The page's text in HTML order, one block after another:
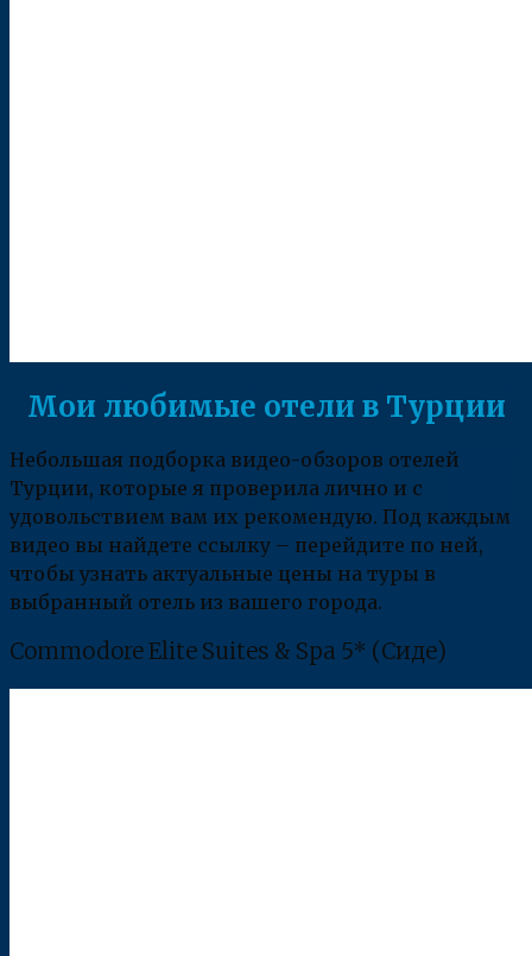
Мои любимые отели в Турции
Небольшая подборка видео-обзоров отелей
Турции, которые я проверила лично и с
удовольствием вам их рекомендую. Под каждым
видео вы найдете ссылку – перейдите по ней,
чтобы узнать актуальные цены на туры в
выбранный отель из вашего города.
Commodore Elite Suites & Spa 5* (Сиде)